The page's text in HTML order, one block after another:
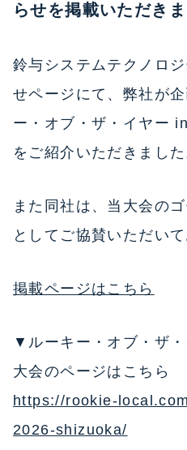
らせを掲載いただきま
鈴与システムテクノロ
せページにて、弊社が
ー・オブ・ザ・イヤー
をご紹介いただきました
また同社は、当大会の
としてご協賛いただいて
掲載ページはこちら
▼ルーキー・オブ・ザ
大会のページはこちら
https://rookie-
2026-shizuoka/